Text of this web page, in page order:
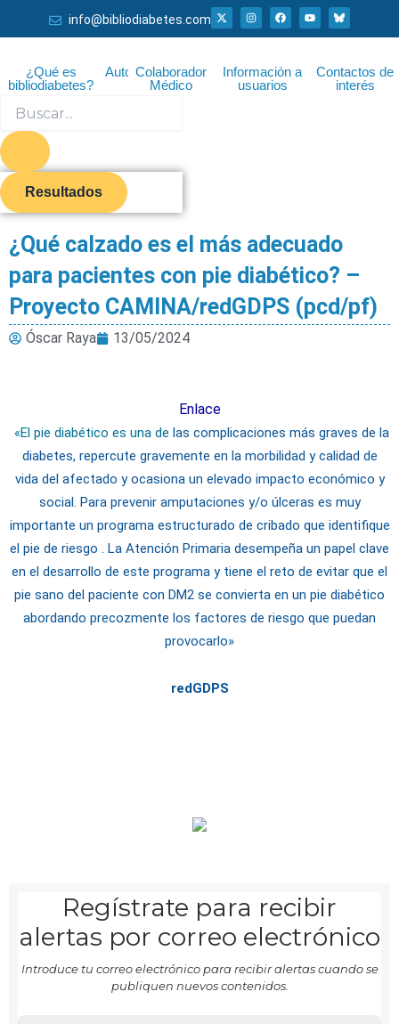
al
info@bibliodiabetes.com
X
-
t
t
t
I
n
s
r
a
F
a
c
o
o
k
Y
o
u
¿Qué es
bibliodiabetes?
AutorColaborador
Médico
Información a
usuarios
Contactos de
interés
Resultados
¿Qué calzado es el más adecuado
para pacientes con pie diabético? –
Proyecto CAMINA/redGDPS (pcd/pf)
Óscar Raya 13/05/2024
Enlace
«El pie diabético es una de las complicaciones más graves de la
diabetes, repercute gravemente en la morbilidad y calidad de
vida del afectado y ocasiona un elevado impacto económico y
social. Para prevenir amputaciones y/o úlceras es muy
importante un programa estructurado de cribado que identifique
el pie de riesgo . La Atención Primaria desempeña un papel clave
en el desarrollo de este programa y tiene el reto de evitar que el
pie sano del paciente con DM2 se convierta en un pie diabético
abordando precozmente los factores de riesgo que puedan
provocarlo»
redGDPS
Regístrate para recibir
alertas por correo electrónico
Introduce tu correo electrónico para recibir alertas cuando se
publiquen nuevos contenidos.